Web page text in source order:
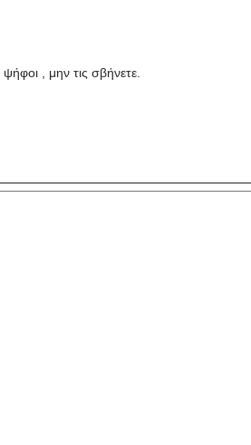
, μην τις σβήνετε.